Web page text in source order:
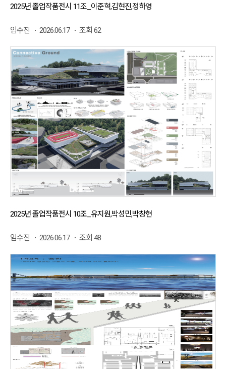
2025년 졸업작품전시 11조_이준혁,김현진,정하영
임수진 2026.06.17 조회 62
2025년 졸업작품전시 10조_유지원,박성민,박창현
임수진 2026.06.17 조회 48